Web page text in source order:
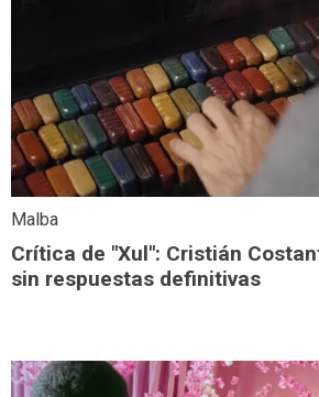
Malba
Crítica de "Xul": Cristián
sin respuestas definitivas